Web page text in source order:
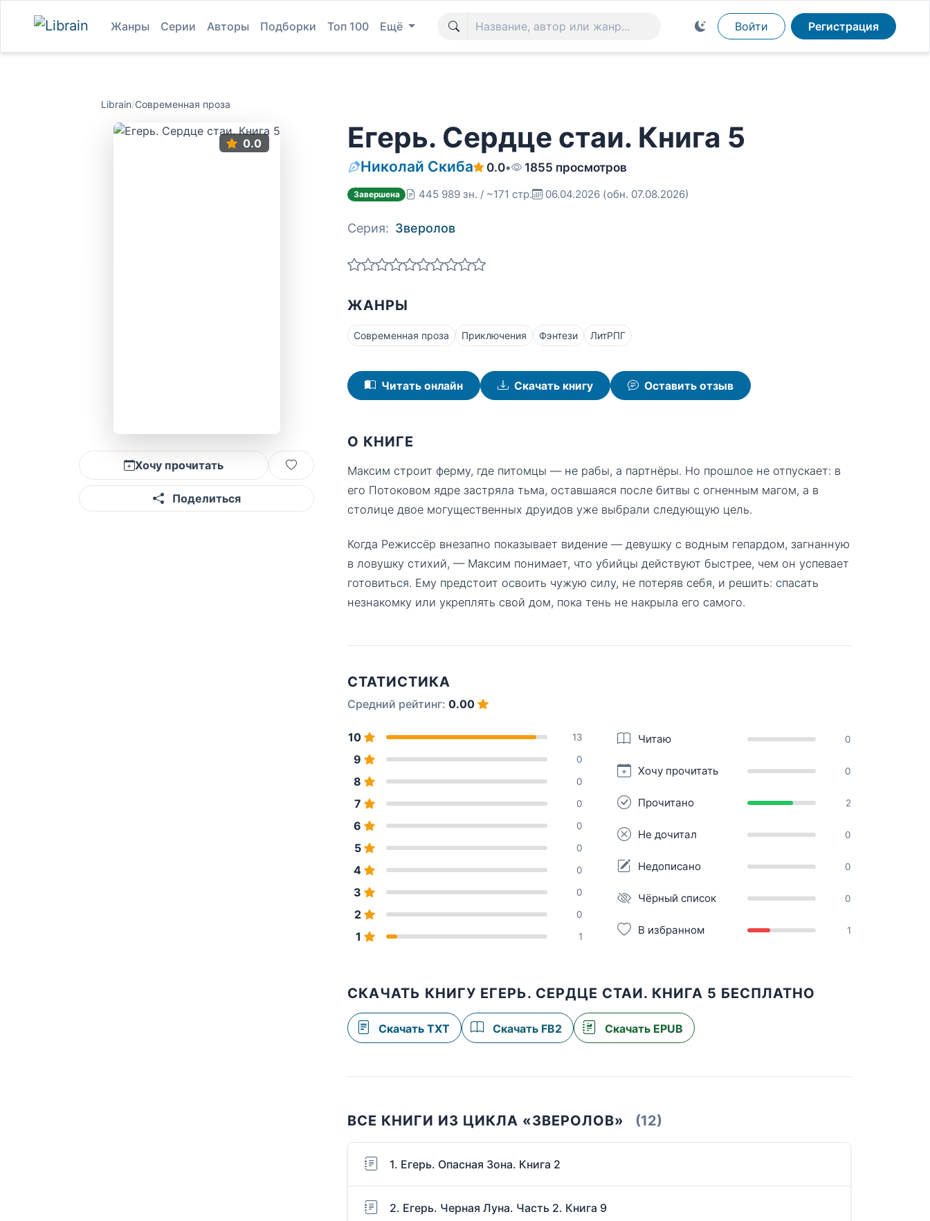
Жанры Серии Авторы Подборки Топ 100 Ещё Войти Регистрация
Librain/Современная проза
0.0
Хочу прочитать
Поделиться
Егерь. Сердце стаи. Книга 5
Николай Скиба 0.0• 1855 просмотров
Завершена 445 989 зн. / ~171 стр. 06.04.2026 (обн. 07.08.2026)
Серия: Зверолов
ЖАНРЫ
Современная проза Приключения Фэнтези ЛитРПГ
Читать онлайн Скачать книгу Оставить отзыв
О КНИГЕ
Максим строит ферму, где питомцы — не рабы, а партнёры. Но прошлое не отпускает: в
его Потоковом ядре застряла тьма, оставшаяся после битвы с огненным магом, а в
столице двое могущественных друидов уже выбрали следующую цель.
Когда Режиссёр внезапно показывает видение — девушку с водным гепардом, загнанную
в ловушку стихий, — Максим понимает, что убийцы действуют быстрее, чем он успевает
готовиться. Ему предстоит освоить чужую силу, не потеряв себя, и решить: спасать
незнакомку или укреплять свой дом, пока тень не накрыла его самого.
СТАТИСТИКА
Средний рейтинг: 0.00
10 13
9 0
8 0
7 0
6 0
5 0
4 0
3 0
2 0
1 1
Читаю 0
Хочу прочитать 0
Прочитано 2
Не дочитал 0
Недописано 0
Чёрный список 0
В избранном 1
СКАЧАТЬ КНИГУ ЕГЕРЬ. СЕРДЦЕ СТАИ. КНИГА 5 БЕСПЛАТНО
Скачать TXT Скачать FB2 Скачать EPUB
ВСЕ КНИГИ ИЗ ЦИКЛА «ЗВЕРОЛОВ» (12)
1. Егерь. Опасная Зона. Книга 2
2. Егерь. Черная Луна. Часть 2. Книга 9